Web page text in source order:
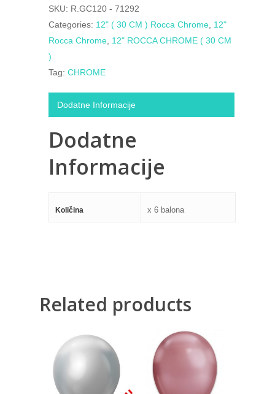
SKU: R.GC120 - 71292
Categories: 12" ( 30 CM ) Rocca Chrome 12"
Rocca Chrome 12" ROCCA CHROME ( 30 CM
)
Tag: CHROME
Dodatne Informacije
Dodatne
Informacije
Količina x 6 balona
Related products
400,00 RSD
480,00RSD